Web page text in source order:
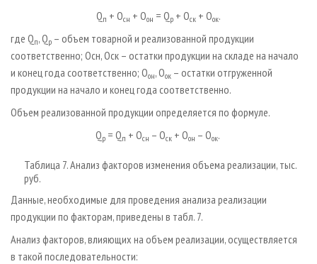
Qп + Осн + Оон = Qр + Оск + Оок.
где Qп, Qр – объем товарной и реализованной продукции
соответственно; Осн, Оск – остатки продукции на складе на начало
и конец года соответственно; Оон, Оок – остатки отгруженной
продукции на начало и конец года соответственно.
Объем реализованной продукции определяется по формуле.
Qр = Qп + Осн – Оск + Оон – Оок.
Таблица 7. Анализ факторов изменения объема реализации, тыс.
руб.
Данные, необходимые для проведения анализа реализации
продукции по факторам, приведены в табл. 7.
Анализ факторов, влияющих на объем реализации, осуществляется
в такой последовательности: